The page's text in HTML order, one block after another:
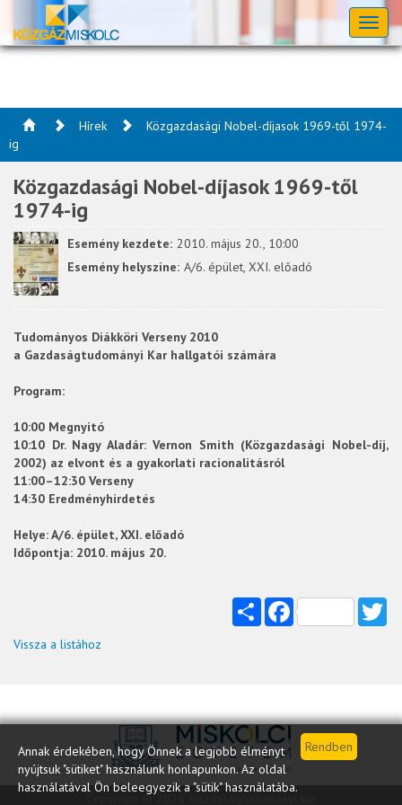
Annak érdekében, hogy Önnek a legjobb élményt
nyújtsuk "sütiket" használunk honlapunkon. Az oldal
használatával Ön beleegyezik a "sütik" használatába.
Hírek
Közgazdasági Nobel-díjasok 1969-től 1974-
ig
Közgazdasági Nobel-díjasok 1969-től
1974-ig
Esemény kezdete: 2010. május 20., 10:00
Esemény helyszíne: A/6. épület, XXI. előadó
Tudományos Diákköri Verseny 2010
a Gazdaságtudományi Kar hallgatói számára
Program:
10:00 Megnyitó
10:10 Dr. Nagy Aladár: Vernon Smith (Közgazdasági Nobel-díj,
2002) az elvont és a gyakorlati racionalitásról
11:00–12:30 Verseny
14:30 Eredményhirdetés
Helye: A/6. épület, XXI. előadó
Időpontja: 2010. május 20.
Share Facebook
Vissza a listához
Copyright © 2026 Gazdaságtudományi kar